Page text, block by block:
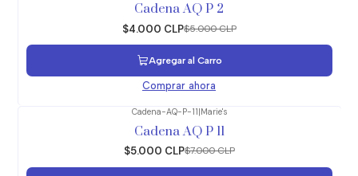
Cadena AQ P 2
$4.000 CLP$5.000 CLP
Agregar al Carro
Comprar ahora
Cadena-AQ-P-11|Marie's
Cadena AQ P 11
$5.000 CLP$7.000 CLP